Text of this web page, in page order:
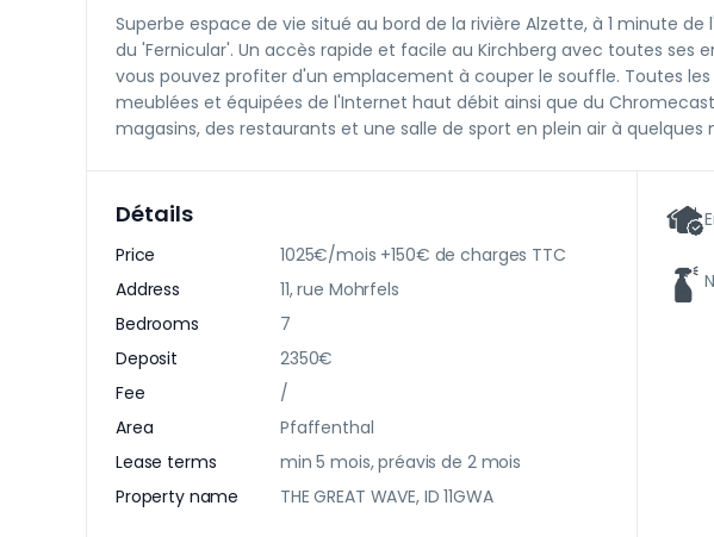
Superbe espace de vie situé au bord de la rivière Alzette, à 1 minute
du 'Fernicular'. Un accès rapide et facile au Kirchberg avec toutes ses
vous pouvez profiter d'un emplacement à couper le souffle. Toutes
meublées et équipées de l'Internet haut débit ainsi que du
magasins, des restaurants et une salle de sport en plein air à quelques
Détails
Price
1025€/mois +150€ de charges TTC
Address
11, rue Mohrfels
Bedrooms
7
Deposit
2350€
Fee
/
Area
Pfaffenthal
Lease terms
min 5 mois, préavis de 2 mois
Property name
THE GREAT WAVE, ID 11GWA